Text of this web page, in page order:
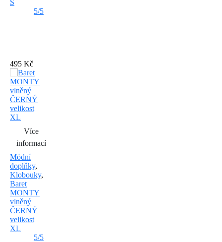
S
5/5
495 Kč
Více
informací
Módní
doplňky,
Klobouky,
Baret
MONTY
vlněný
ČERNÝ
velikost
XL
5/5